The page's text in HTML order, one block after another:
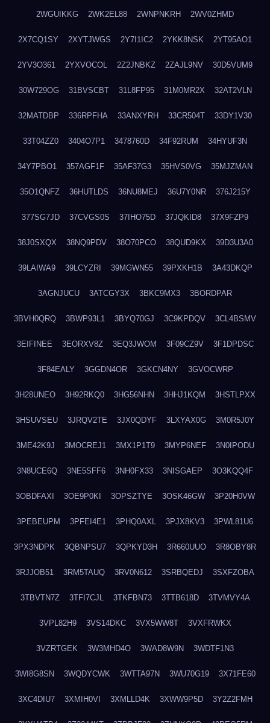
2WGUIKKG 2WK2EL88 2WNPNKRH 2WV0ZHMD
2X7CQ1SY 2XYTJWGS 2Y7I1IC2 2YKK8NSK 2YT95AO1
2YV3O361 2YXVOCOL 2Z2JNBKZ 2ZAJL9NV 30D5VUM9
30W729OG 31BVSCBT 31L8FP95 31M0MR2X 32AT2VLN
32MATDBP 336RPFHA 33ANXYRH 33CR504T 33DY1V30
33T04ZZ0 3404O7P1 3478760D 34F92RUM 34HYUF3N
34Y7PBO1 357AGF1F 35AF37G3 35HVS0VG 35MJZMAN
35O1QNFZ 36HUTLDS 36NU8MEJ 36U7Y0NR 376J215Y
377SG7JD 37CVGS0S 37IHO75D 37JQKID8 37X9FZP9
38J0SXQX 38NQ9PDV 38O70PCO 38QUD9KX 39D3U3A0
39LAIWA9 39LCYZRI 39MGWN55 39PXKH1B 3A43DKQP
3AGNJUCU 3ATCGY3X 3BKC9MX3 3BORDPAR
3BVH0QRQ 3BWP93L1 3BYQ70GJ 3C9KPDQV 3CL4BSMV
3EIFINEE 3EORXV8Z 3EQ3JWOM 3F09CZ9V 3F1DPDSC
3F84EALY 3GGDN4OR 3GKCN4NY 3GVOCWRP
3H28UNEO 3H92RKQ0 3HG56NHN 3HHJ1KQM 3HSTLPXX
3HSUVSEU 3JRQV2TE 3JX0QDYF 3LXYAX0G 3M0R5J0Y
3ME42K9J 3MOCREJ1 3MX1P1T9 3MYP6NEF 3N0IPODU
3N8UCE6Q 3NE5SFF6 3NH0FX33 3NISGAEP 3O3KQQ4F
3OBDFAXI 3OE9P0KI 3OPSZTYE 3OSK46GW 3P20H0VW
3PEBEUPM 3PFEI4E1 3PHQ0AXL 3PJX8KV3 3PWL81U6
3PX3NDPK 3QBNPSU7 3QPKYD3H 3R660UUO 3R8OBY8R
3RJJOB51 3RM5TAUQ 3RV0N612 3SRBQEDJ 3SXFZOBA
3TBVTN7Z 3TFI7CJL 3TKFBN73 3TTB618D 3TVMVY4A
3VPL82H9 3VS14DKC 3VX5WW8T 3VXFRWKX
3VZRTGEK 3W3MHD4O 3WAD8W9N 3WDTF1N3
3WI8G8SN 3WQDYCWK 3WTTA97N 3WU70G19 3X71FE60
3XC4DIU7 3XMIH0VI 3XMLLD4K 3XWW9P5D 3Y2Z2FMH